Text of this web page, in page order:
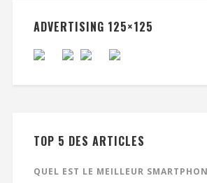
ADVERTISING 125×125
TOP 5 DES ARTICLES
QUEL EST LE MEILLEUR